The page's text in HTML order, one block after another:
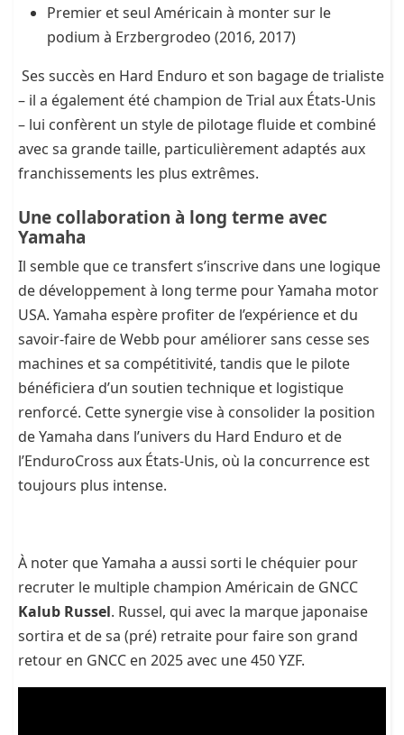
Premier et seul Américain à monter sur le
podium à Erzbergrodeo (2016, 2017)
Ses succès en Hard Enduro et son bagage de trialiste
– il a également été champion de Trial aux États-Unis
– lui confèrent un style de pilotage fluide et combiné
avec sa grande taille, particulièrement adaptés aux
franchissements les plus extrêmes.
Une collaboration à long terme avec
Yamaha
Il semble que ce transfert s’inscrive dans une logique
de développement à long terme pour Yamaha motor
USA. Yamaha espère profiter de l’expérience et du
savoir-faire de Webb pour améliorer sans cesse ses
machines et sa compétitivité, tandis que le pilote
bénéficiera d’un soutien technique et logistique
renforcé. Cette synergie vise à consolider la position
de Yamaha dans l’univers du Hard Enduro et de
l’EnduroCross aux États-Unis, où la concurrence est
toujours plus intense.
À noter que Yamaha a aussi sorti le chéquier pour
recruter le multiple champion Américain de GNCC
Kalub Russel. Russel, qui avec la marque japonaise
sortira et de sa (pré) retraite pour faire son grand
retour en GNCC en 2025 avec une 450 YZF.